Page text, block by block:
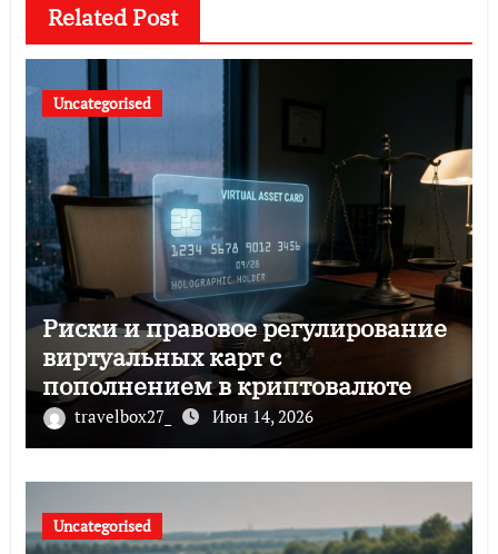
Related Post
Uncategorised
Риски и правовое регулирование
виртуальных карт с
пополнением в криптовалюте
travelbox27_ Июн 14, 2026
Uncategorised